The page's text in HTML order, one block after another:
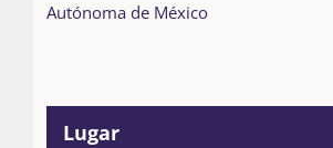
Autónoma de México
Lugar